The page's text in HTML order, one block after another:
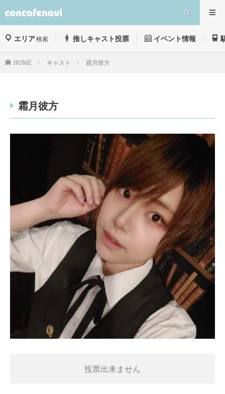
エリア検索 推しキャスト投票 イベント情報
HOME キャスト 霜月彼方
霜月彼方
投票出来ません